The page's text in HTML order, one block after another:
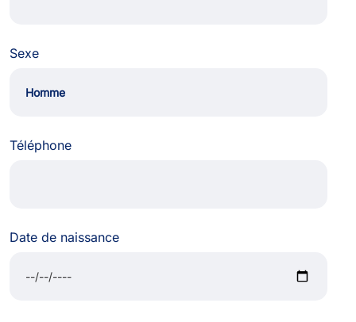
Sexe
Téléphone
Date de naissance